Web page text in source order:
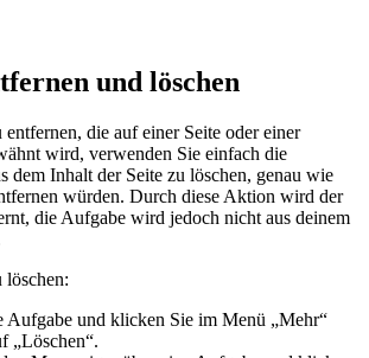
und löschen
die auf einer Seite oder einer
wird, verwenden Sie einfach die
dem Inhalt der Seite zu löschen, genau wie
würden. Durch diese Aktion wird der
die Aufgabe wird jedoch nicht aus deinem
löschen:
Aufgabe und klicken Sie im Menü „Mehr“
„Löschen“.